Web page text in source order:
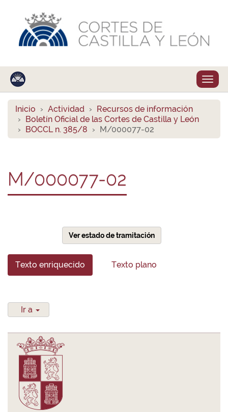
Inicio Actividad
Recursos de información
Boletín Oficial de las Cortes de Castilla y León
BOCCL n. 385/8
M/000077-02
M/000077-02
Ver estado de tramitación
Texto enriquecido Texto plano
Ir a